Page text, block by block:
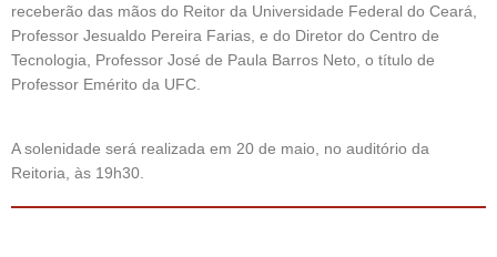
receberão das mãos do Reitor da Universidade Federal do Ceará,
Professor Jesualdo Pereira Farias, e do Diretor do Centro de
Tecnologia, Professor José de Paula Barros Neto, o título de
Professor Emérito da UFC.
A solenidade será realizada em 20 de maio, no auditório da
Reitoria, às 19h30.